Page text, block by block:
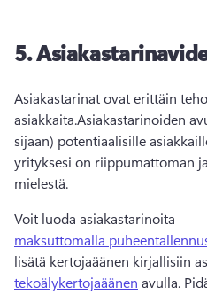
5.
Asiakastarinat ovat erittäin
asiakkaita.Asiakastarinoiden
sijaan) potentiaalisille
yrityksesi on riippumattoman
mielestä.
Voit luoda asiakastarinoita
maksuttomalla
lisätä kertojaäänen kirjallisiin
tekoälykertojaäänen avulla.